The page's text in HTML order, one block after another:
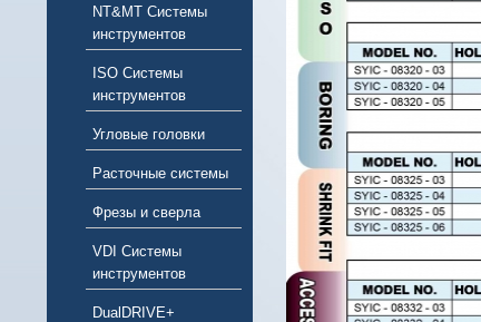
NT&MT Системы
инструментов
ISO Системы
инструментов
Угловые головки
Расточные системы
Фрезы и сверла
VDI Системы
инструментов
DualDRIVE+